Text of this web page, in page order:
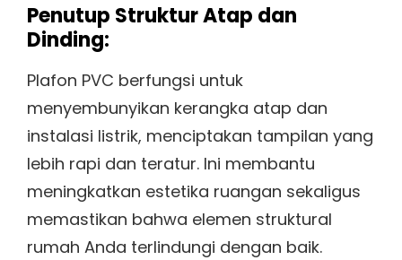
Penutup Struktur Atap dan
Dinding:
Plafon PVC berfungsi untuk
menyembunyikan kerangka atap dan
instalasi listrik, menciptakan tampilan yang
lebih rapi dan teratur. Ini membantu
meningkatkan estetika ruangan sekaligus
memastikan bahwa elemen struktural
rumah Anda terlindungi dengan baik.